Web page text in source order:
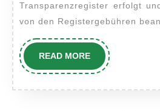
Transparenzregister erfolgt
von den Registergebühren
READ MOREREAD
MORE